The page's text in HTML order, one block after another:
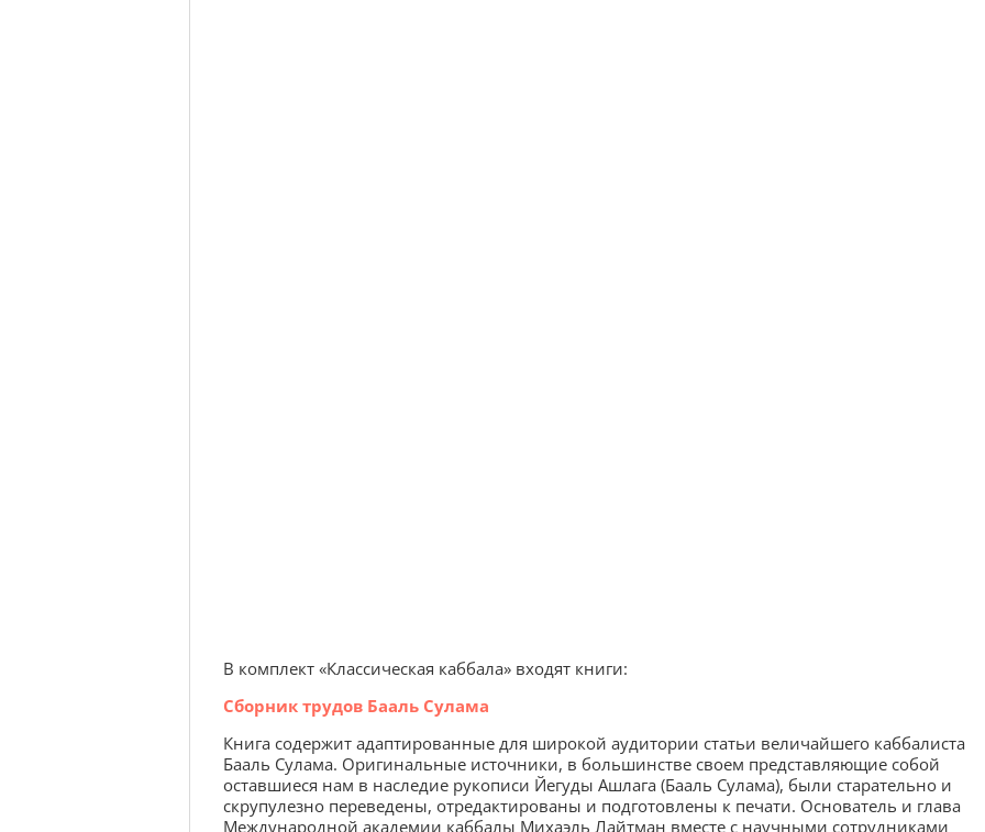
В комплект «Классическая каббала» входят книги:
Сборник трудов Бааль Сулама
Книга содержит адаптированные для широкой аудитории статьи величайшего каббалиста
Бааль Сулама. Оригинальные источники, в большинстве своем представляющие собой
оставшиеся нам в наследие рукописи Йегуды Ашлага (Бааль Сулама), были старательно и
скрупулезно переведены, отредактированы и подготовлены к печати. Основатель и глава
Международной академии каббалы Михаэль Лайтман вместе с научными сотрудниками